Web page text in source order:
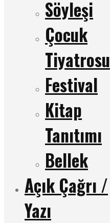
Söyleşi
Çocuk
Tiyatrosu
Festival
Kitap
Tanıtımı
Bellek
Açık Çağrı /
Yazı